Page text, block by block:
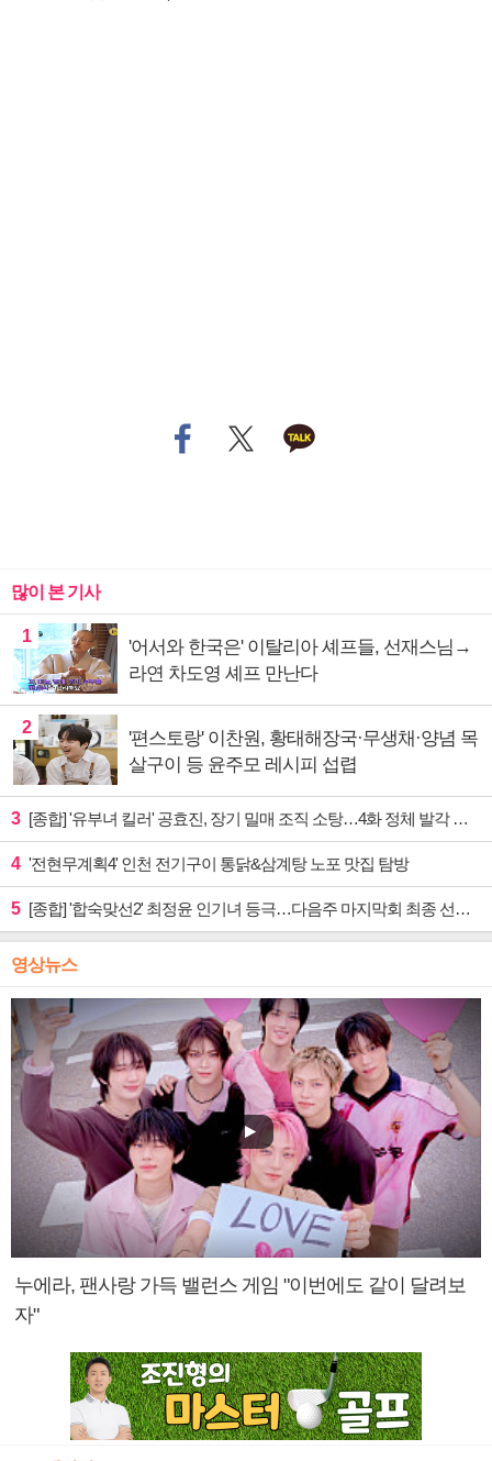
많이 본 기사
1
'어서와 한국은' 이탈리아 셰프들, 선재스님→
라연 차도영 셰프 만난다
2
'편스토랑' 이찬원, 황태해장국·무생채·양념 목
살구이 등 윤주모 레시피 섭렵
3 [종합] '유부녀 킬러' 공효진, 장기 밀매 조직 소탕…4화 정체 발각 위기 예고
4 '전현무계획4' 인천 전기구이 통닭&삼계탕 노포 맛집 탐방
5 [종합] '합숙맞선2' 최정윤 인기녀 등극…다음주 마지막회 최종 선택 예고
영상뉴스
누에라, 팬사랑 가득 밸런스 게임 "이번에도 같이 달려보
자"